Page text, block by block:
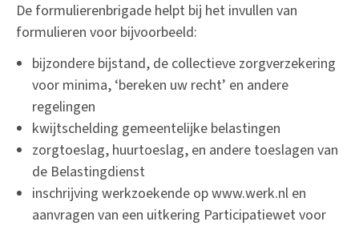
De formulierenbrigade helpt bij het invullen van
formulieren voor bijvoorbeeld:
bijzondere bijstand, de collectieve zorgverzekering
voor minima, ‘bereken uw recht’ en andere
regelingen
kwijtschelding gemeentelijke belastingen
zorgtoeslag, huurtoeslag, en andere toeslagen van
de Belastingdienst
inschrijving werkzoekende op www.werk.nl en
aanvragen van een uitkering Participatiewet voor